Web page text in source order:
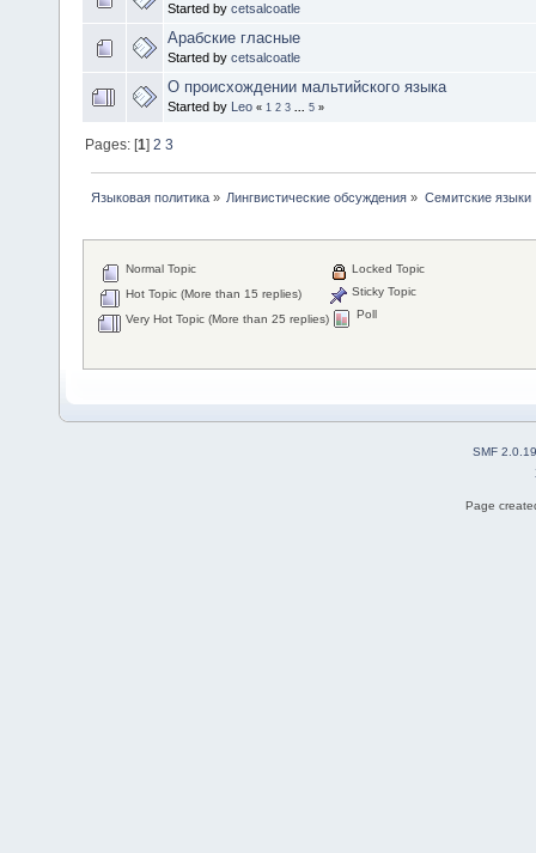
Started by cetsalcoatle
Арабские гласные
Started by cetsalcoatle
О происхождении мальтийского языка
Started by Leo « 1 2 3 ... 5 »
Pages: [1]2 3
Языковая политика» Лингвистические обсуждения » Семитские языки
Normal Topic
Hot Topic (More than 15 replies)
Very Hot Topic (More than 25 replies)
Locked Topic
Sticky Topic
Poll
SMF 2.0.19
Page